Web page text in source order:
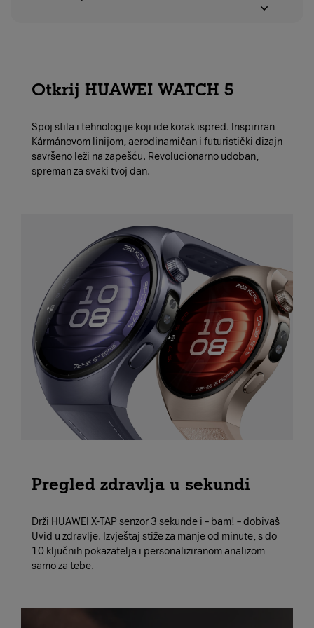
Otkrij HUAWEI WATCH 5
Spoj stila i tehnologije koji ide korak ispred. Inspiriran
Kármánovom linijom, aerodinamičan i futuristički dizajn
savršeno leži na zapešću. Revolucionarno udoban,
spreman za svaki tvoj dan.
Pregled zdravlja u sekundi
Drži HUAWEI X-TAP senzor 3 sekunde i – bam! – dobivaš
Uvid u zdravlje. Izvještaj stiže za manje od minute, s do
10 ključnih pokazatelja i personaliziranom analizom
samo za tebe.